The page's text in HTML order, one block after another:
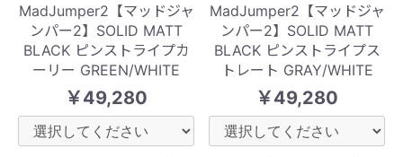
MadJumper2【マッドジャ
ンパー2】SOLID MATT
BLACK ピンストライプカ
ーリー GREEN/WHITE
￥49,280
MadJumper2【マッドジャ
ンパー2】SOLID MATT
BLACK ピンストライプス
トレート GRAY/WHITE
￥49,280